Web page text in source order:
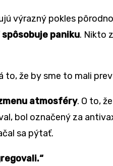
výrazný pokles
spôsobuje paniku. Nikto
to,že by sme to mali
atmosféry. O to,
bol označený za
sa pýtať.
“